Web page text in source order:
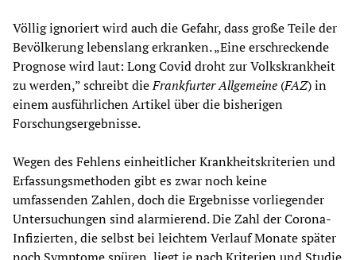
Völlig ignoriert wird auch die Gefahr, dass große Teile der
Bevölkerung lebenslang erkranken. „Eine erschreckende
Prognose wird laut: Long Covid droht zur Volkskrankheit
zu werden,” schreibt dieFrankfurter Allgemeine (FAZ) in
einem ausführlichen Artikel über die bisherigen
Forschungsergebnisse.
Wegen des Fehlens einheitlicher Krankheitskriterien und
Erfassungsmethoden gibt es zwar noch keine
umfassenden Zahlen, doch die Ergebnisse vorliegender
Untersuchungen sind alarmierend. Die Zahl der Corona-
Infizierten, die selbst bei leichtem Verlauf Monate später